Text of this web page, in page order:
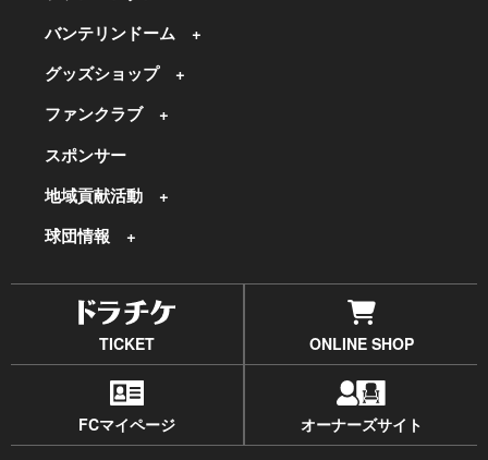
バンテリンドーム
グッズショップ
ファンクラブ
スポンサー
地域貢献活動
球団情報
TICKET ONLINE SHOP
FCマイページ オーナーズサイト